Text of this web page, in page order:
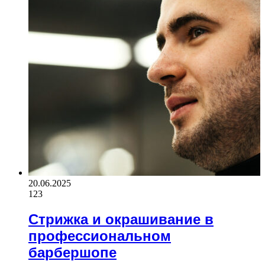
20.06.2025
123
Стрижка и окрашивание в
профессиональном
барбершопе